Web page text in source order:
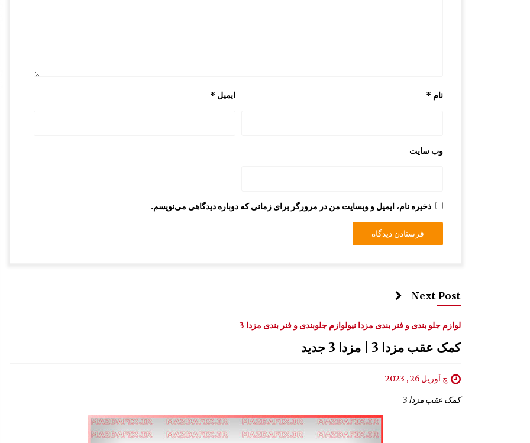
نام * ایمیل *
وب‌ سایت
ذخیره نام، ایمیل و وبسایت من در مرورگر برای زمانی که دوباره دیدگاهی می‌نویسم.
Next Post
لوازم جلو بندی و فنر بندی مزدا نیولوازم جلوبندی و فنر بندی مزدا 3
کمک عقب مزدا 3 | مزدا 3 جدید
چ آوریل 26 , 2023
کمک عقب مزدا 3